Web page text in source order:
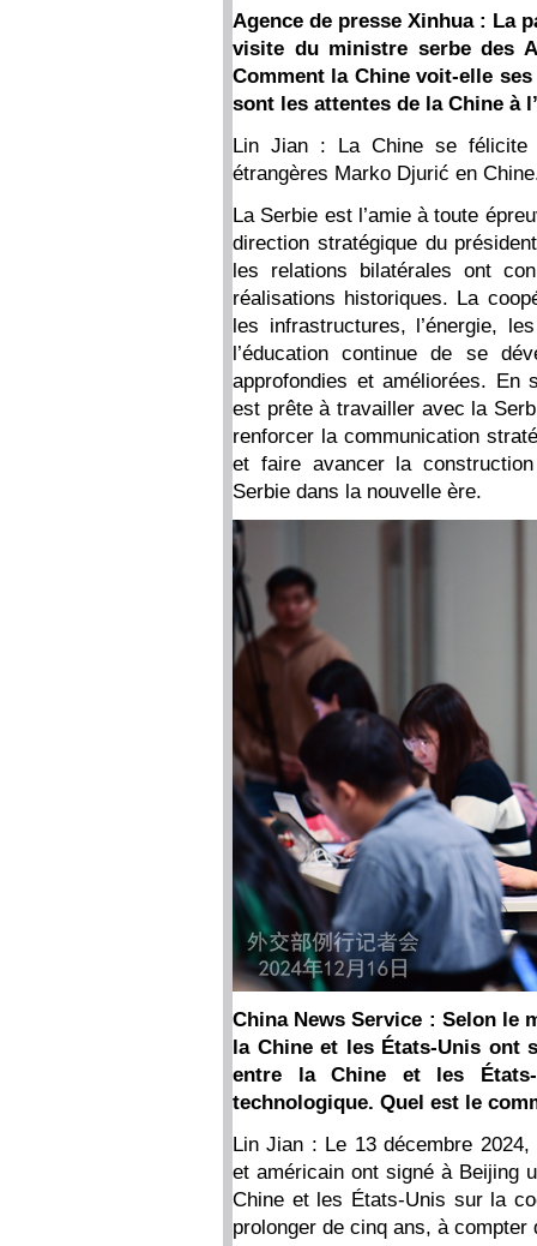
Agence de presse Xinhua : La
visite du ministre serbe des
Comment la Chine voit-elle
sont les attentes de la Chine à
Lin Jian : La Chine se
étrangères Marko Djurić en
La Serbie est l’amie à toute
direction stratégique du
les relations bilatérales ont
réalisations historiques. La
les infrastructures, l’énergie,
l’éducation continue de se
approfondies et améliorées. En
est prête à travailler avec la
renforcer la communication
et faire avancer la construction
Serbie dans la nouvelle ère.
China News Service : Selon le
la Chine et les États-Unis ont
entre la Chine et les
technologique. Quel est le
Lin Jian : Le 13 décembre
et américain ont signé à Beijing
Chine et les États-Unis sur la
prolonger de cinq ans, à compter